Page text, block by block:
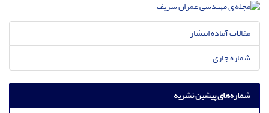
مقالات آماده انتشار
شماره جاری
شماره‌های پیشین نشریه